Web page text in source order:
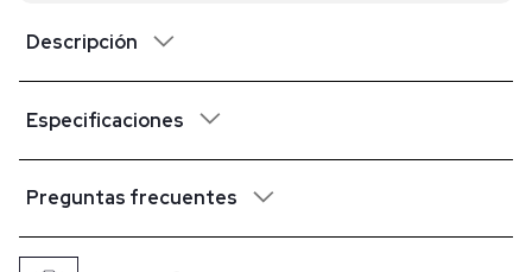
Descripción
Especificaciones
Preguntas frecuentes